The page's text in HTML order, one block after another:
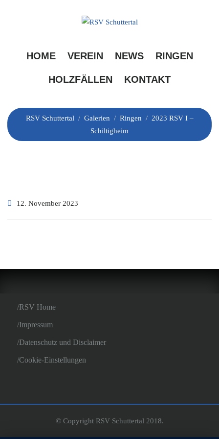
HOME VEREIN NEWS RINGEN
HOLZFÄLLEN KONTAKT
Schiltigheim
RSV Schuttertal / Galerien / Ringen / 2023 RSV I –
Schiltigheim
12. November 2023
RSV Home
Impressum
Datenschutz und Disclaimer
Cookie-Einstellungen
© Copyright RSV Schuttertal 2018.